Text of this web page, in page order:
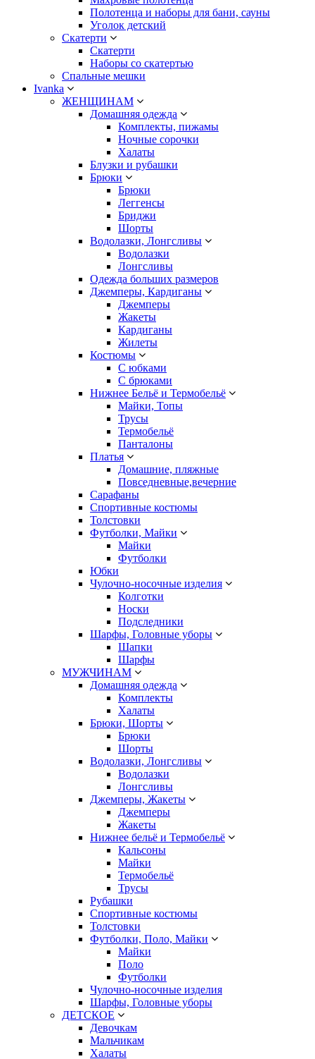
Полотенца и наборы для бани, сауны
Уголок детский
Скатерти
Скатерти
Наборы со скатертью
Спальные мешки
Ivanka
ЖЕНЩИНАМ
Домашняя одежда
Комплекты, пижамы
Ночные сорочки
Халаты
Блузки и рубашки
Брюки
Брюки
Леггенсы
Бриджи
Шорты
Водолазки, Лонгсливы
Водолазки
Лонгсливы
Одежда больших размеров
Джемперы, Кардиганы
Джемперы
Жакеты
Кардиганы
Жилеты
Костюмы
С юбками
С брюками
Нижнее Бельё и Термобельё
Майки, Топы
Трусы
Термобельё
Панталоны
Платья
Домашние, пляжные
Повседневные,вечерние
Сарафаны
Спортивные костюмы
Толстовки
Футболки, Майки
Майки
Футболки
Юбки
Чулочно-носочные изделия
Колготки
Носки
Подследники
Шарфы, Головные уборы
Шапки
Шарфы
МУЖЧИНАМ
Домашняя одежда
Комплекты
Халаты
Брюки, Шорты
Брюки
Шорты
Водолазки, Лонгсливы
Водолазки
Лонгсливы
Джемперы, Жакеты
Джемперы
Жакеты
Нижнее бельё и Термобельё
Кальсоны
Майки
Термобельё
Трусы
Рубашки
Спортивные костюмы
Толстовки
Футболки, Поло, Майки
Майки
Поло
Футболки
Чулочно-носочные изделия
Шарфы, Головные уборы
ДЕТСКОЕ
Девочкам
Мальчикам
Халаты